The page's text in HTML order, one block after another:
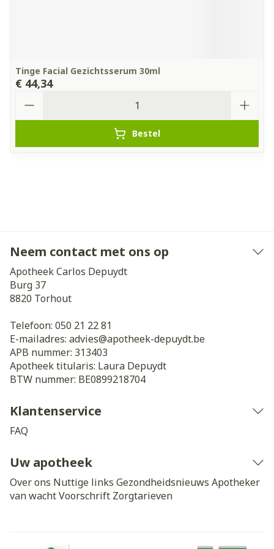
Tinge Facial Gezichtsserum 30ml
€ 44,34
Bestel
Neem contact met ons op
Apotheek Carlos Depuydt
Burg 37
8820 Torhout
Telefoon: 050 21 22 81
E-mailadres: advies@apotheek-depuydt.be
APB nummer: 313403
Apotheek titularis: Laura Depuydt
BTW nummer: BE0899218704
Klantenservice
FAQ
Uw apotheek
Over ons Nuttige links Gezondheidsnieuws Apotheker
van wachtVoorschrift Zorgtarieven